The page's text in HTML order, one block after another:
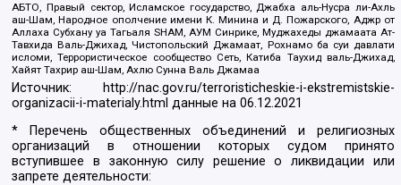
АБТО, Правый сектор, Исламское государство, Джабха аль-Нусра ли-Ахль
аш-Шам, Народное ополчение имени К. Минина и Д. Пожарского, Аджр от
Аллаха Субхану уа Тагьаля SHAM, АУМ Синрике, Муджахеды джамаата Ат-
Тавхида Валь-Джихад, Чистопольский Джамаат, Рохнамо ба суи давлати
исломи, Террористическое сообщество Сеть, Катиба Таухид валь-Джихад,
Хайят Тахрир аш-Шам, Ахлю Сунна Валь Джамаа
Источник:
http://nac.gov.ru/terroristicheskie-i-ekstremistskie-
organizacii-i-materialy.html данные на06.12.2021
* Перечень общественных объединений и религиозных
организаций в отношении которых судом принято
вступившее в законную силу решение о ликвидации или
запрете деятельности: